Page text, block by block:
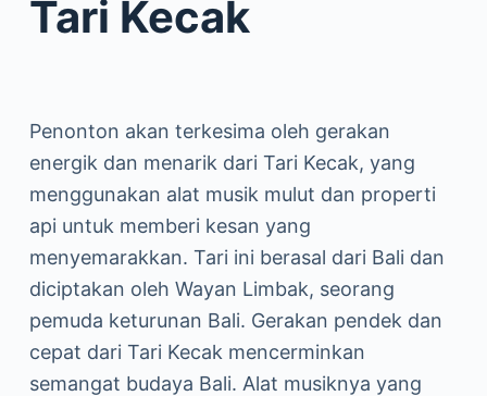
Tari Kecak
Penonton akan terkesima oleh gerakan
energik dan menarik dari Tari Kecak, yang
menggunakan alat musik mulut dan properti
api untuk memberi kesan yang
menyemarakkan. Tari ini berasal dari Bali dan
diciptakan oleh Wayan Limbak, seorang
pemuda keturunan Bali. Gerakan pendek dan
cepat dari Tari Kecak mencerminkan
semangat budaya Bali. Alat musiknya yang